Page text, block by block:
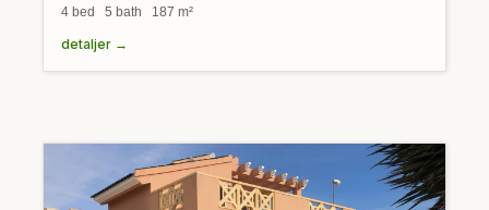
4 bed 5 bath 187 m²
detaljer →